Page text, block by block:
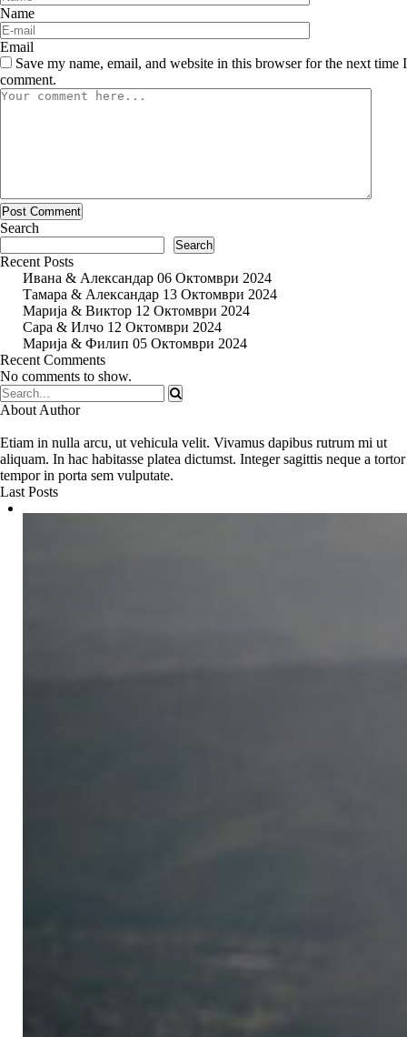
Name
Email
Save my name, email, and website in this browser for the next time I
comment.
Search
Search
Recent Posts
Ивана & Александар 06 Октомври 2024
Тамара & Александар 13 Октомври 2024
Mарија & Виктор 12 Октомври 2024
Сара & Илчо 12 Октомври 2024
Марија & Филип 05 Октомври 2024
Recent Comments
No comments to show.
About Author
Etiam in nulla arcu, ut vehicula velit. Vivamus dapibus rutrum mi ut
aliquam. In hac habitasse platea dictumst. Integer sagittis neque a tortor
tempor in porta sem vulputate.
Last Posts